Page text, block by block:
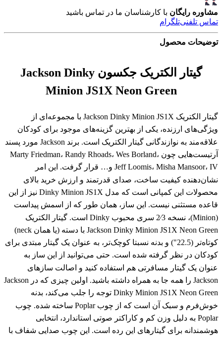
مشاوره رایگان با کارشناسان ما در تماس باشید
تماس تلفنیتلگرام
توضیحات محصول
گیتار الکتریک جکسون Jackson Dinky
Minion JS1X Neon Green
گیتار الکتریک Jackson Dinky Minion JS1X با مجموعه‌ای از
ویژگی‌های ارزنده، یکی از بهترین گزینه‌های موجود برای کودکان
علاقه‌مند به نوازندگانی گیتار الکتریک است. برند Jackson مورد پسند
آرتیست‌هایی چون Marty Friedman، Randy Rhoads، Wes Borland،
Jeff Loomis، Misha Mansoor، IV و… قرار گرفت. این امر
نشان‌دهنده کیفیت ساخت، صدای قدرتمند و ارزش خرید بالای
محصولات این کمپانی است که مدل Dinky Minion JS1X نیز از این
قاعده مستثنی نیست. این ساز، همان طور که از اسمش پیداست
(Minion)، نسخه 2⁄3 سری محبوب Dinky است. گیتار الکتریک
Jackson Dinky Minion JS1X Neon Green با دسته (یا همان neck)
کوتاه‌تر (22.5") و بدنه نسبتا کوچک‌تر، به عنوان یک گیتار مبتدی برای
کودکان در نظر گرفته شده است. حتی می‌توانید از این ساز به
عنوان یک گیتار مسافرتی هم استفاده کنید و اصالت سازهای
Jackson را همه جا به همراه داشته باشید. اولین چیزی که در Jackson
Dinky Minion JS1X Neon Green توجه را جلب می‌کند، بدنه
خوش‌فرم و سبک آن است که از چوب Poplar ساخته شده. چوب
Poplar به دلیل وزن کم و کاراکتر صوتی استاندارد، انتخابی
هوشمندانه برای گیتارهای این رده است. این چوب صدایی شفاف با